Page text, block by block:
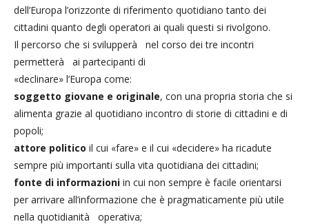
dell’Europa l’orizzonte di riferimento quotidiano tanto dei
cittadini quanto degli operatori ai quali questi si rivolgono.
Il percorso che si svilupperà nel corso dei tre incontri
permetterà ai partecipanti di
«declinare» l’Europa come:
soggetto giovane e originale, con una propria storia che si
alimenta grazie al quotidiano incontro di storie di cittadini e di
popoli;
attore politico il cui «fare» e il cui «decidere» ha ricadute
sempre più importanti sulla vita quotidiana dei cittadini;
fonte di informazioni in cui non sempre è facile orientarsi
per arrivare all’informazione che è pragmaticamente più utile
nella quotidianità operativa;